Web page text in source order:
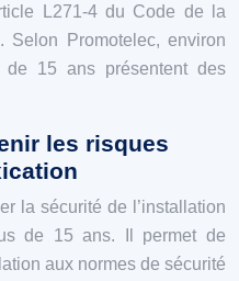
L271-4 du Code de la
Selon Promotelec, environ
15 ans présentent des
les risques
la sécurité de l’installation
de 15 ans. Il permet de
aux normes de sécurité